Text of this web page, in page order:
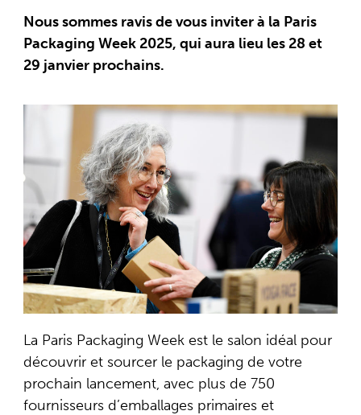
Nous sommes ravis de vous inviter à la Paris
Packaging Week 2025, qui aura lieu les 28 et
29 janvier prochains.
La Paris Packaging Week est le salon idéal pour
découvrir et sourcerle packaging de votre
prochain lancement, avec plus de 750
fournisseurs d’emballages primaires et